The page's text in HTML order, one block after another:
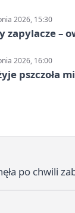
2026, 15:30
zapylacze –
2026, 16:00
pszczoła
po chwili